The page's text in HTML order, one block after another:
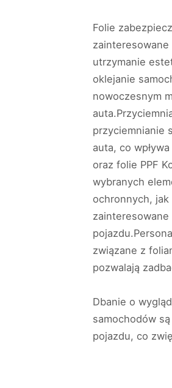
Folie
utrzymanie
oklejanie
nowoczesnym
przyciemnianie
auta, co
oraz folie PPF
wybranych
ochronnych,
zainteresowane
związane z
pozwalają
Dbanie o
samochodów
pojazdu, co